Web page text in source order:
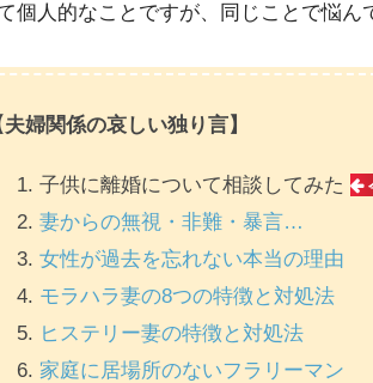
個人的なことですが、同じことで悩ん
夫婦関係の哀しい独り言】
子供に離婚について相談してみた
妻からの無視・非難・暴言…
女性が過去を忘れない本当の理由
モラハラ妻の8つの特徴と対処法
ヒステリー妻の特徴と対処法
家庭に居場所のないフラリーマン